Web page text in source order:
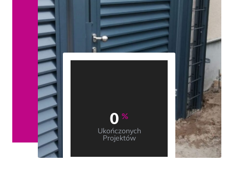
0 %
Ukończonych
Projektów